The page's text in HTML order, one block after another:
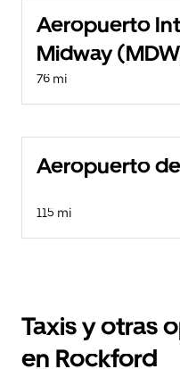
Aeropuerto
Midway
76 mi
Aeropuerto
115 mi
Taxis y otras
en Rockford